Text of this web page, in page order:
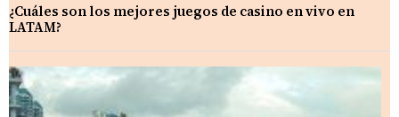
¿Cuáles son los mejores juegos de casino en vivo en
LATAM?